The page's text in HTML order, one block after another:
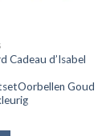
Cadeau d’Isabel
Goud